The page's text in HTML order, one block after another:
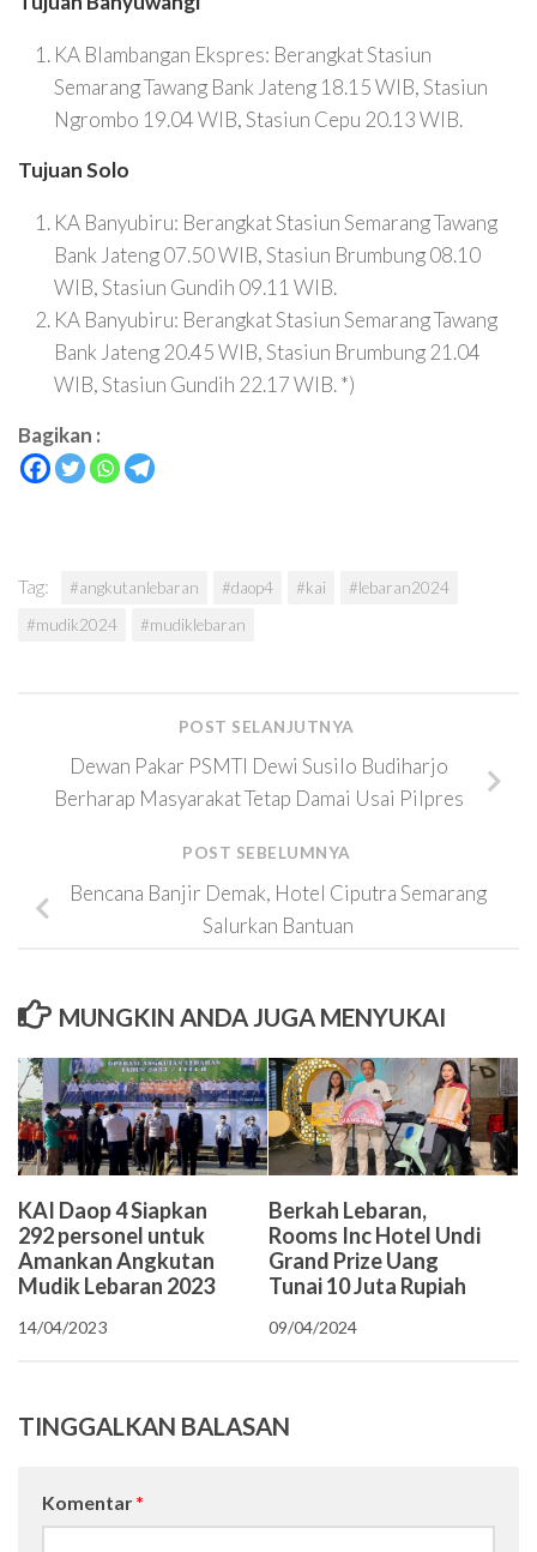
KA Blambangan Ekspres: Berangkat Stasiun
Semarang Tawang Bank Jateng 18.15 WIB, Stasiun
Ngrombo 19.04 WIB, Stasiun Cepu 20.13 WIB.
Tujuan Solo
KA Banyubiru: Berangkat Stasiun Semarang Tawang
Bank Jateng 07.50 WIB, Stasiun Brumbung 08.10
WIB, Stasiun Gundih 09.11 WIB.
KA Banyubiru: Berangkat Stasiun Semarang Tawang
Bank Jateng 20.45 WIB, Stasiun Brumbung 21.04
WIB, Stasiun Gundih 22.17 WIB. *)
Bagikan :
Tag: #angkutanlebaran #daop4 #kai
#lebaran2024
#mudik2024
#mudiklebaran
POST SELANJUTNYA
Dewan Pakar PSMTI Dewi Susilo Budiharjo
Berharap Masyarakat Tetap Damai Usai Pilpres
POST SEBELUMNYA
Bencana Banjir Demak, Hotel Ciputra Semarang
Salurkan Bantuan
MUNGKIN ANDA JUGA MENYUKAI
KAI Daop 4 Siapkan
292 personel untuk
Amankan Angkutan
Mudik Lebaran 2023
14/04/2023
Berkah Lebaran,
Rooms Inc Hotel Undi
Grand Prize Uang
Tunai 10 Juta Rupiah
09/04/2024
TINGGALKAN BALASAN
Komentar *